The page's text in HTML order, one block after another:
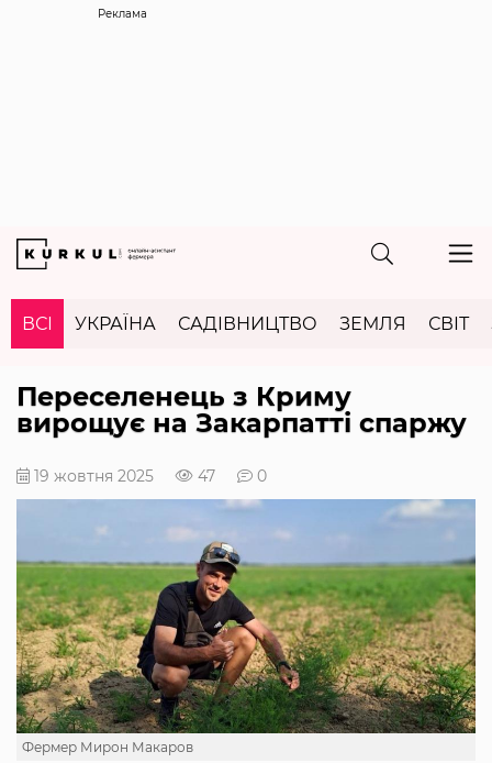
Реклама
ВСІ УКРАЇНА САДІВНИЦТВО ЗЕМЛЯ СВІТ
Переселенець з Криму
вирощує на Закарпатті спаржу
19 жовтня 2025 47 0
Фермер Мирон Макаров